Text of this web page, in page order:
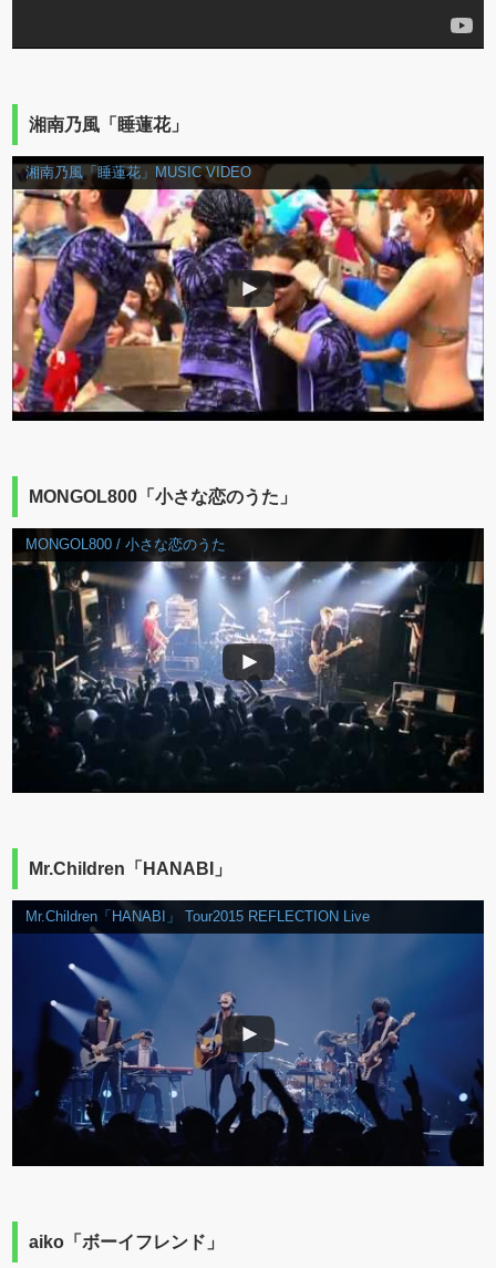
湘南乃風「睡蓮花」
湘南乃風「睡蓮花」MUSIC VIDEO
MONGOL800「小さな恋のうた」
MONGOL800 / 小さな恋のうた
Mr.Children「HANABI」
Mr.Children「HANABI」 Tour2015 REFLECTION Live
aiko「ボーイフレンド」